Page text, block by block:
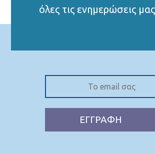
όλες τις ενημερώσεις
ΕΓΓΡΑΦΗ